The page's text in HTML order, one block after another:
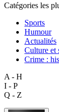
Catégories les
Sports
Humour
Actualités
Culture et
Crime :
A - H
I - P
Q - Z